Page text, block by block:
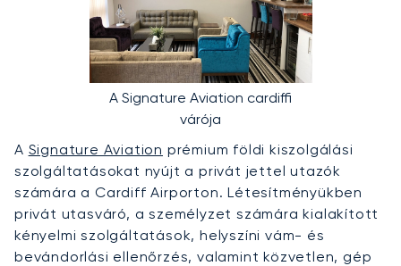
A Signature Aviation cardiffi
várója
A Signature Aviation prémium földi kiszolgálási
szolgáltatásokat nyújt a privát jettel utazók
számára a Cardiff Airporton. Létesítményükben
privát utasváró, a személyzet számára kialakított
kényelmi szolgáltatások, helyszíni vám- és
bevándorlási ellenőrzés, valamint közvetlen, gép